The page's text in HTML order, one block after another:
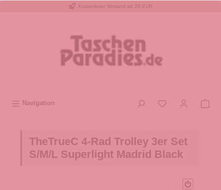
Kostenloser Versand ab 20 EUR
Navigation
TheTrueC 4-Rad Trolley 3er Set
S/M/L Superlight Madrid Black